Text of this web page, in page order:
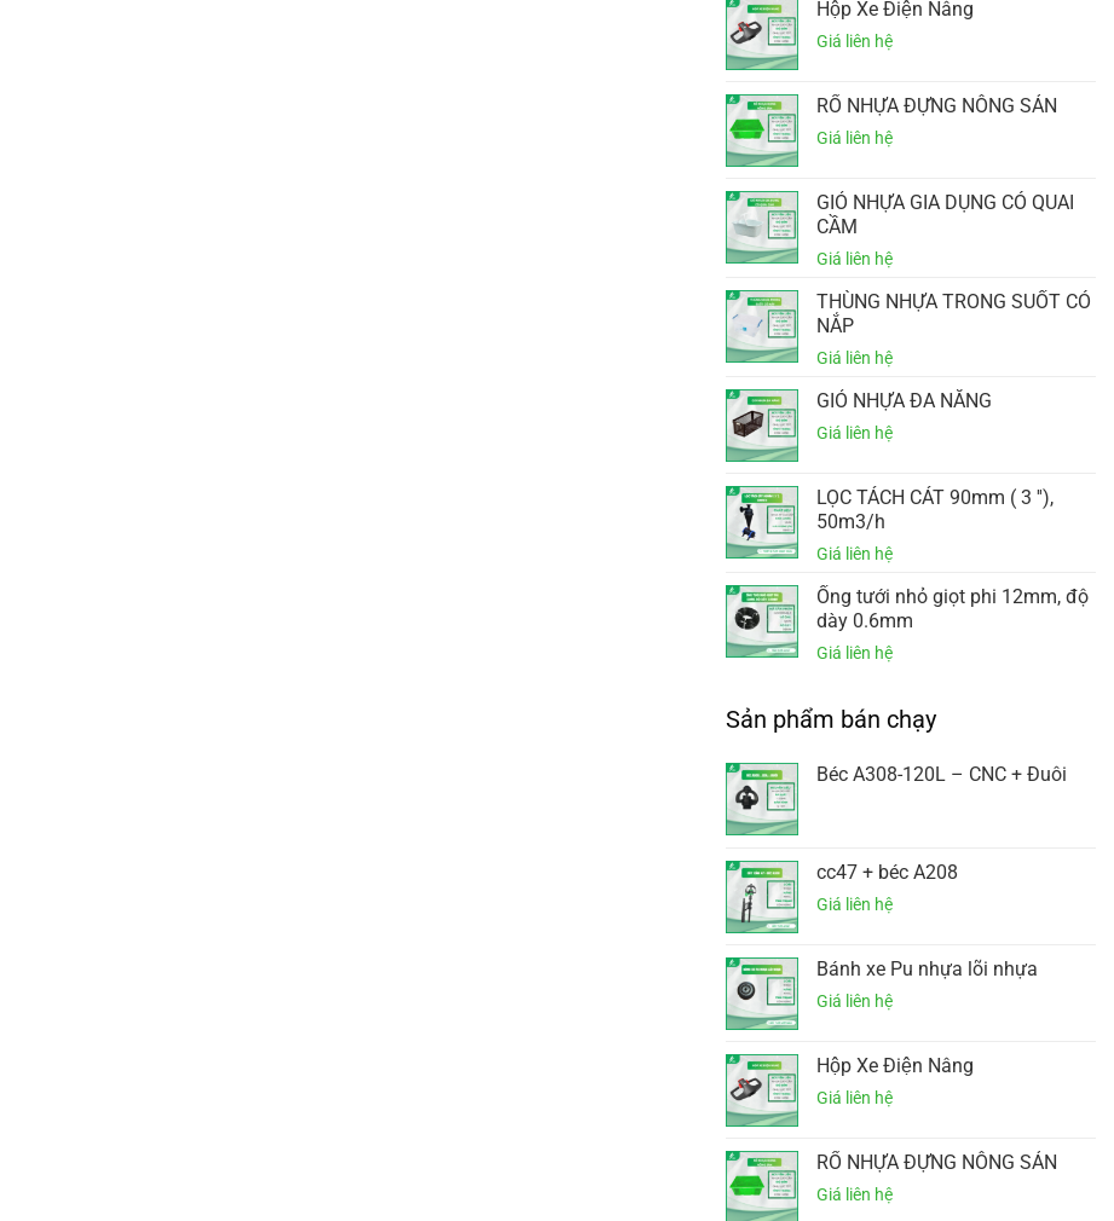
Hộp Xe Điện Nâng
RỔ NHỰA ĐỰNG NÔNG SẢN
GIỎ NHỰA GIA DỤNG CÓ QUAI
CẦM
THÙNG NHỰA TRONG SUỐT CÓ
NẮP
GIỎ NHỰA ĐA NĂNG
LỌC TÁCH CÁT 90mm ( 3 ''),
50m3/h
Ống tưới nhỏ giọt phi 12mm, độ
dày 0.6mm
Sản phẩm bán chạy
Béc A308-120L – CNC + Đuôi
cc47 + béc A208
Bánh xe Pu nhựa lõi nhựa
Hộp Xe Điện Nâng
RỔ NHỰA ĐỰNG NÔNG SẢN